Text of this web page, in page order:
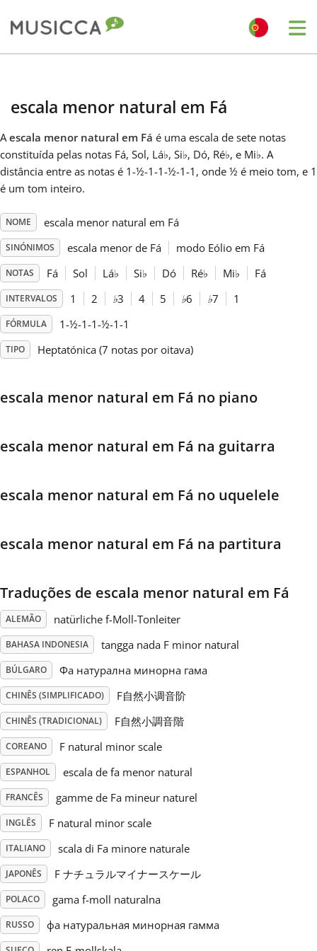
Dansk
English
Español
Français
Português
Русский
Svenska
Tiếng Việt
Türkçe
Українська
繁體中文
escala menor natural em Fá
Aescala menor natural em Fá é uma escala de sete notas
constituída pelas notas Fá, Sol, Lá♭, Si♭, Dó, Ré♭, e Mi♭. A
distância entre as notas é 1-½-1-1-½-1-1, onde ½ é meio tom, e 1
é um tom inteiro.
NOME escala menor natural em Fá
SINÓNIMOS escala menor de Fá modo Eólio em Fá
NOTAS Fá Sol Lá♭ Si♭ Dó Ré♭ Mi♭ Fá
INTERVALOS 1 2 ♭3 4 5 ♭6 ♭7 1
FÓRMULA 1-½-1-1-½-1-1
TIPO Heptatónica (7 notas por oitava)
escala menor natural em Fá no piano
escala menor natural em Fá na guitarra
escala menor natural em Fá no uquelele
escala menor natural em Fá na partitura
Traduções de escala menor natural em Fá
ALEMÃO natürliche f-Moll-Tonleiter
BAHASA INDONESIA tangga nada F minor natural
BÚLGARO Фа натурална минорна гама
CHINÊS (SIMPLIFICADO) F自然小调音阶
CHINÊS (TRADICIONAL) F自然小調音階
COREANO F natural minor scale
ESPANHOL escala de fa menor natural
FRANCÊS gamme de Fa mineur naturel
INGLÊS F natural minor scale
ITALIANO scala di Fa minore naturale
JAPONÊS F ナチュラルマイナースケール
POLACO gama f-moll naturalna
RUSSO фа натуральная минорная гамма